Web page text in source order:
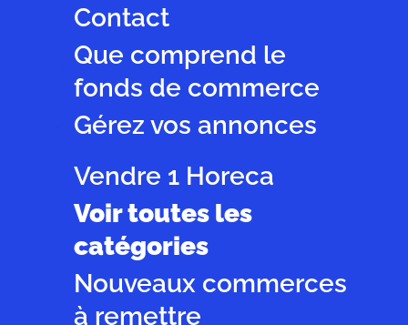
Contact
Que comprend le
fonds de commerce
Gérez vos annonces
Vendre 1 Horeca
Voir toutes les
catégories
Nouveaux commerces
à remettre